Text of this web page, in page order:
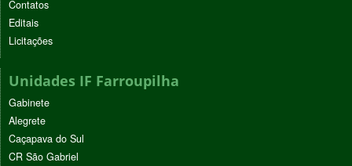
Contatos
Editais
Licitações
Unidades IF Farroupilha
Gabinete
Alegrete
Caçapava do Sul
CR São Gabriel